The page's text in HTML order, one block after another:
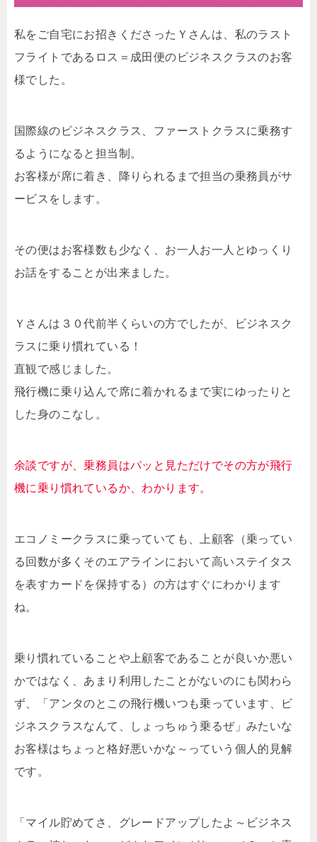
私をご自宅にお招きくださったＹさんは、私のラスト
フライトであるロス＝成田便のビジネスクラスのお客
様でした。
国際線のビジネスクラス、ファーストクラスに乗務す
るようになると担当制。
お客様が席に着き、降りられるまで担当の乗務員がサ
ービスをします。
その便はお客様数も少なく、お一人お一人とゆっくり
お話をすることが出来ました。
Ｙさんは３０代前半くらいの方でしたが、ビジネスク
ラスに乗り慣れている！
直観で感じました。
飛行機に乗り込んで席に着かれるまで実にゆったりと
した身のこなし。
余談ですが、乗務員はパッと見ただけでその方が飛行
機に乗り慣れているか、わかります。
エコノミークラスに乗っていても、上顧客（乗ってい
る回数が多くそのエアラインにおいて高いステイタス
を表すカードを保持する）の方はすぐにわかります
ね。
乗り慣れていることや上顧客であることが良いか悪い
かではなく、あまり利用したことがないのにも関わら
ず、「アンタのとこの飛行機いつも乗っています、ビ
ジネスクラスなんて、しょっちゅう乗るぜ」みたいな
お客様はちょっと格好悪いかな～っていう個人的見解
です。
「マイル貯めてさ、グレードアップしたよ～ビジネス